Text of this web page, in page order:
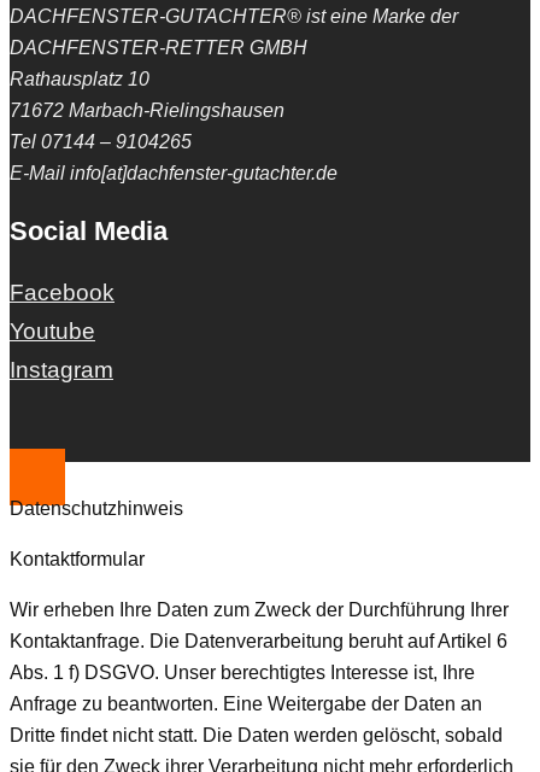
DACHFENSTER-GUTACHTER® ist eine Marke der
DACHFENSTER-RETTER GMBH
Rathausplatz 10
71672 Marbach-Rielingshausen
Tel 07144 – 9104265
E-Mail info[at]dachfenster-gutachter.de
Social Media
Facebook
Youtube
Instagram
Datenschutzhinweis
Kontaktformular
Wir erheben Ihre Daten zum Zweck der Durchführung Ihrer
Kontaktanfrage. Die Datenverarbeitung beruht auf Artikel 6
Abs. 1 f) DSGVO. Unser berechtigtes Interesse ist, Ihre
Anfrage zu beantworten. Eine Weitergabe der Daten an
Dritte findet nicht statt. Die Daten werden gelöscht, sobald
sie für den Zweck ihrer Verarbeitung nicht mehr erforderlich